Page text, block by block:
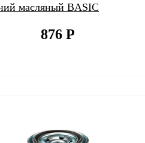
масляный BASIC
876 Р